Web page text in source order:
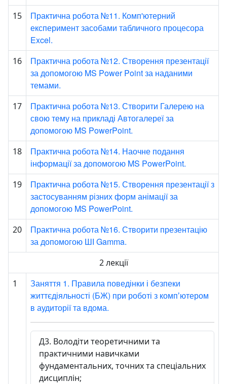
15
Практична робота №11. Комп'ютерний
експеримент засобами табличного процесора
Excel.
16
Практична робота №12. Створення презентації
за допомогою MS Power Point за наданими
темами.
17
Практична робота №13. Створити Галерею на
свою тему на прикладі Автогалереї за
допомогою MS PowerPoint.
18
Практична робота №14. Наочне подання
інформації за допомогою MS PowerPoint.
19
Практична робота №15. Створення презентації з
застосуванням різних форм анімації за
допомогою MS PowerPoint.
20
Практична робота №16. Створити презентацію
за допомогою ШІ Gamma.
2 лекції
1
Заняття 1. Правила поведінки і безпеки
життєдіяльності (БЖ) при роботі з компʼютером
в аудиторії та вдома.
Д3. Володіти теоретичними та
практичними навичками
фундаментальних, точних та спеціальних
дисциплін;